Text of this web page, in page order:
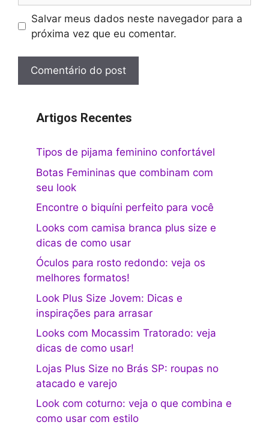
Salvar meus dados neste navegador para a
próxima vez que eu comentar.
Artigos Recentes
Tipos de pijama feminino confortável
Botas Femininas que combinam com
seu look
Encontre o biquíni perfeito para você
Looks com camisa branca plus size e
dicas de como usar
Óculos para rosto redondo: veja os
melhores formatos!
Look Plus Size Jovem: Dicas e
inspirações para arrasar
Looks com Mocassim Tratorado: veja
dicas de como usar!
Lojas Plus Size no Brás SP: roupas no
atacado e varejo
Look com coturno: veja o que combina e
como usar com estilo